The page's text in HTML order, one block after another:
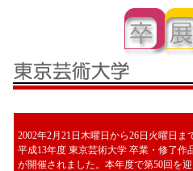
2002年2月21日木曜日から26日火曜日ま
平成13年度 東京芸術大学 卒業・修了作
が開催されました。本年度で第50回を